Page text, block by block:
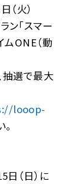
火）
ン「スマー
ムONE（動
抽選で最大
looop-
（日）に